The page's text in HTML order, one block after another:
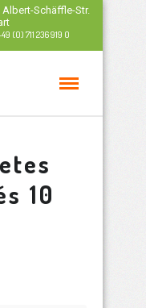
Schäffle-Str.
(0) 711 236 919 0
10